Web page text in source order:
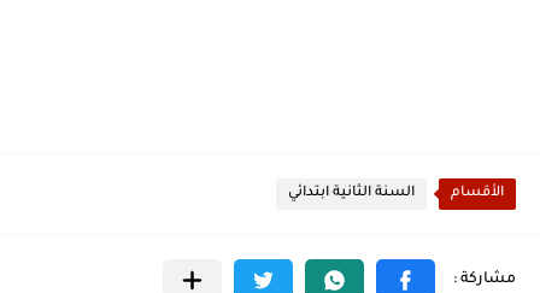
الأقسام السنة الثانية ابتدائي